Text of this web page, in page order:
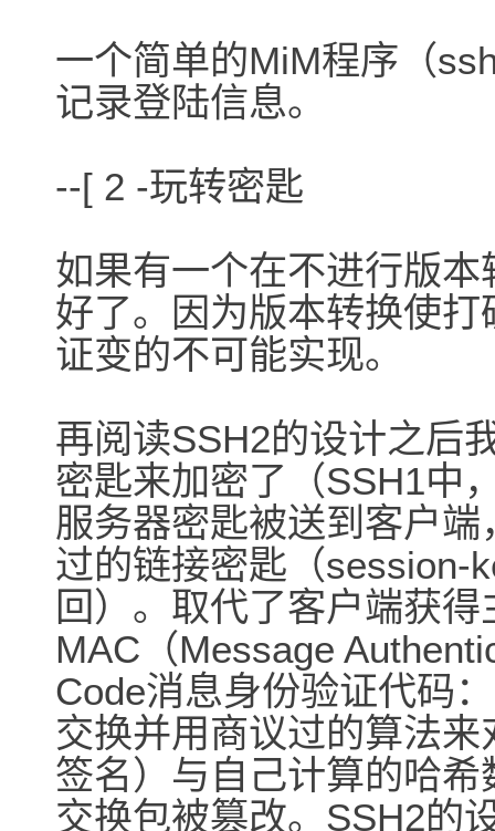
一个简单的MiM程序（
记录登陆信息。
--[ 2 -玩转密匙
如果有一个在不进行版
好了。因为版本转换使打
证变的不可能实现。
再阅读SSH2的设计之后
密匙来加密了（SSH1中
服务器密匙被送到客户
过的链接密匙（session-
回）。取代了客户端获
MAC（Message
Code消息身份验证代码
交换并用商议过的算法来
签名）与自己计算的哈
交换包被篡改。SSH2的